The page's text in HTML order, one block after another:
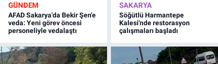
GÜNDEM
AFAD Sakarya'da Bekir Şen'e
veda: Yeni görev öncesi
personeliyle vedalaştı
SAKARYA
Söğütlü Harmantepe
Kalesi'nde restorasyon
çalışmaları başladı